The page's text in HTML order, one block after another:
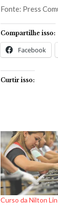
Fonte: Press
Compartilhe isso:
Facebook
Curtir isso:
Curso da Nilton